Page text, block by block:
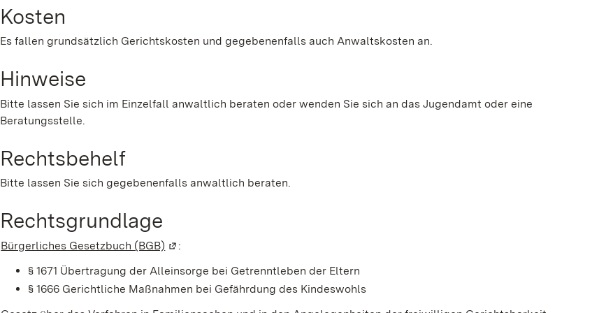
Kosten
Es fallen grundsätzlich Gerichtskosten und gegebenenfalls auch Anwaltskosten an.
Hinweise
Bitte lassen Sie sich im Einzelfall anwaltlich beraten oder wenden Sie sich an das Jugendamt oder eine
Beratungsstelle.
Rechtsbehelf
Bitte lassen Sie sich gegebenenfalls anwaltlich beraten.
Rechtsgrundlage
Bürgerliches Gesetzbuch (BGB) (Wird in einem neuen Fenster geöffnet)
:
§ 1671 Übertragung der Alleinsorge bei Getrenntleben der Eltern
§ 1666 Gerichtliche Maßnahmen bei Gefährdung des Kindeswohls